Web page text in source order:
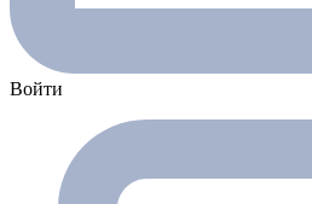
Войти